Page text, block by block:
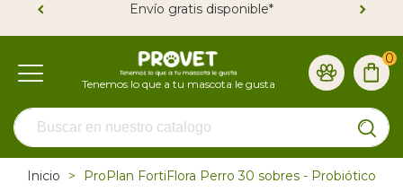
Envío gratis disponible*
0
Inicio > ProPlan FortiFlora Perro 30 sobres - Probiótico